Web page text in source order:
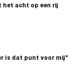
het acht op een rij
is dat punt voor mij"